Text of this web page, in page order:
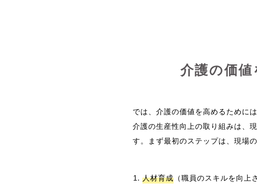
介護の価
では、介護の価値を高めるために
介護の生産性向上の取り組みは、
人材育成 （職員のスキルを向上